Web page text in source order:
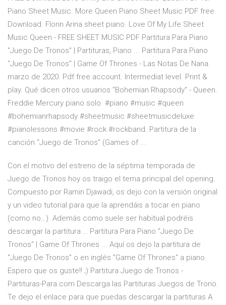
Piano Sheet Music. More Queen Piano Sheet Music PDF free
Download. Florin Arina sheet piano. Love Of My Life Sheet
Music Queen - FREE SHEET MUSIC PDF Partitura Para Piano
"Juego De Tronos" | Partituras, Piano ... Partitura Para Piano
"Juego De Tronos" | Game Of Thrones - Las Notas De Nana.
marzo de 2020. Pdf free account. Intermediat level. Print &
play. Qué dicen otros usuarios "Bohemian Rhapsody" - Queen.
Freddie Mercury piano solo. #piano #music #queen
#bohemianrhapsody #sheetmusic #sheetmusicdeluxe
#pianolessons #movie #rock #rockband. Partitura de la
canción "Juego de Tronos" (Games of ...
Con el motivo del estreno de la séptima temporada de
Juego de Tronos hoy os traigo el tema principal del opening.
Compuesto por Ramin Djawadi, os dejo con la versión original
y un video tutorial para que la aprendáis a tocar en piano
(como no…). Además como suele ser habitual podréis
descargar la partitura … Partitura Para Piano "Juego De
Tronos" | Game Of Thrones ... Aquí os dejo la partitura de
"Juego De Tronos" o en inglés "Game Of Thrones" a piano.
Espero que os guste!! ;) Partitura Juego de Tronos -
Partituras-Para.com Descarga las Partituras Juegos de Trono.
Te dejo el enlace para que puedas descargar la partituras A